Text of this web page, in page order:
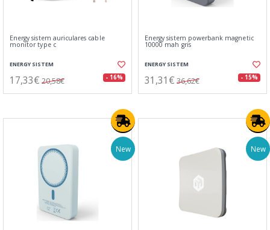
Energy sistem auriculares cable
monitor type c
ENERGY SISTEM
17,33€ 20,58€ - 16%
Energy sistem powerbank magnetic
10000 mah gris
ENERGY SISTEM
31,31€ 36,62€ - 15%
New New